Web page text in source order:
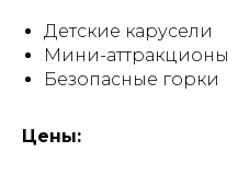
Детские карусели
Мини-аттракционы
Безопасные горки
Цены: